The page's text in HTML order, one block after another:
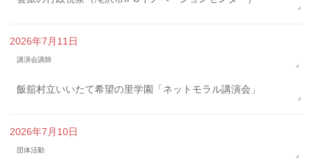
2026年7月11日
講演会講師
飯舘村立いいたて希望の里学園「ネットモラル講演会」
2026年7月10日
団体活動